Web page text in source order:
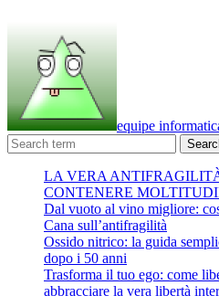
equipe
LA VERA
CONTENERE
Dal vuoto al vino migliore:
Cana sull’antifragilità
Ossido nitrico: la guida
dopo i 50 anni
Trasforma il tuo ego: come
abbracciare la vera libertà